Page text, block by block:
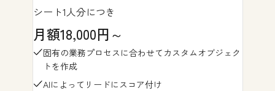
シート1人分につき
月額18,000円～
固有の業務プロセスに合わせてカスタムオブジェク
トを作成
AIによってリードにスコア付け